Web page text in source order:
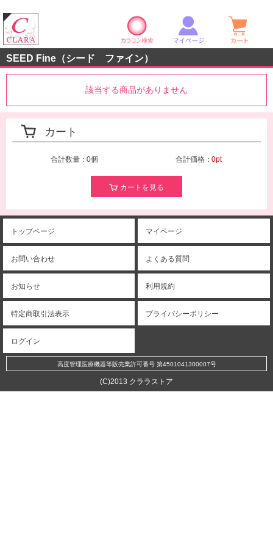
カラコン検索 マイページ
SEED Fine（シード ファイン）
該当する商品がありません
カート
合計数量：0個 合計価格：0pt
カートを見る
トップページ マイページ
お問い合わせ よくある質問
お知らせ 利用規約
特定商取引法表示 プライバシーポリシー
ログイン
高度管理医療機器等販売業許可番号 第4501041300007号
(C)2013 クララストア